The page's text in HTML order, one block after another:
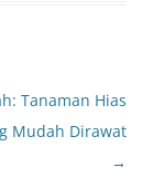
Tanaman Hias
Mudah Dirawat
→